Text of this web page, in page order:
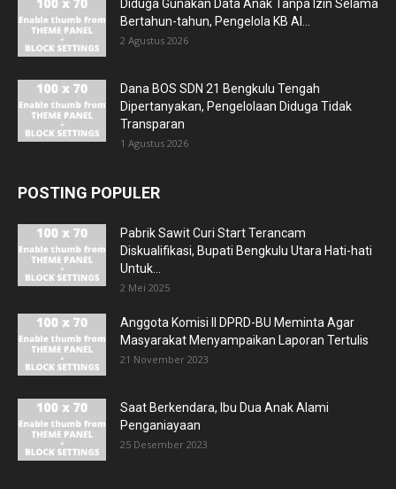
Diduga Gunakan Data Anak Tanpa Izin Selama
Bertahun-tahun, Pengelola KB Al...
2 Agustus 2026
Dana BOS SDN 21 Bengkulu Tengah
Dipertanyakan, Pengelolaan Diduga Tidak
Transparan
1 Agustus 2026
POSTING POPULER
Pabrik Sawit Curi Start Terancam
Diskualifikasi, Bupati Bengkulu Utara Hati-hati
Untuk...
2 Mei 2025
Anggota Komisi II DPRD-BU Meminta Agar
Masyarakat Menyampaikan Laporan Tertulis
21 November 2023
Saat Berkendara, Ibu Dua Anak Alami
Penganiayaan
25 Desember 2023